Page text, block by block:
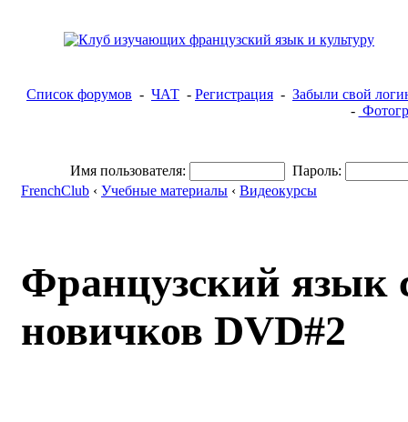
Список форумов - ЧАТ - Регистрация - Забыли свой
-
Имя пользователя:
Пароль:
FrenchClub ‹ Учебные материалы ‹ Видеокурсы
Французский язык
новичков DVD#2